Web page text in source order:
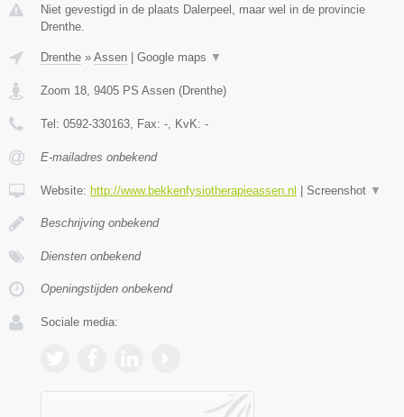
Niet gevestigd in de plaats Dalerpeel, maar wel in de provincie
Drenthe.
Drenthe » Assen Google maps ▼
Zoom 18, 9405 PS Assen (Drenthe)
Tel: 0592-330163, Fax: -, KvK: -
E-mailadres onbekend
Website: http://www.bekkenfysiotherapieassen.nl Screenshot ▼
Beschrijving onbekend
Diensten onbekend
Openingstijden onbekend
Sociale media: